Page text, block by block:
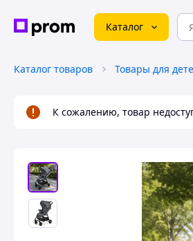
Каталог
Каталог товаров Товары для
К сожалению, товар